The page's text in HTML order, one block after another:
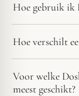
Hoe gebruik ik
Hoe verschilt
Voor welke
meest geschikt?